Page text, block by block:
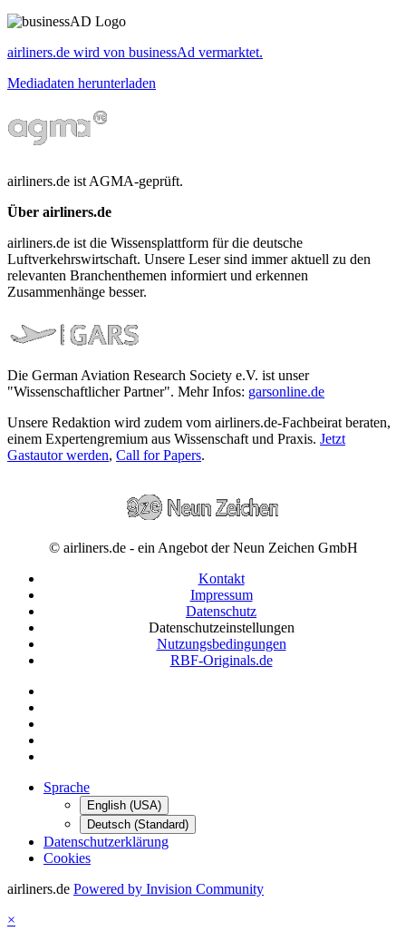
airliners.de wird von businessAd vermarktet.
Mediadaten herunterladen
airliners.de ist AGMA-geprüft.
Über airliners.de
airliners.de ist die Wissensplattform für die deutsche
Luftverkehrswirtschaft. Unsere Leser sind immer aktuell zu den
relevanten Branchenthemen informiert und erkennen
Zusammenhänge besser.
Die German Aviation Research Society e.V. ist unser
"Wissenschaftlicher Partner". Mehr Infos: garsonline.de
Unsere Redaktion wird zudem vom airliners.de-Fachbeirat beraten,
einem Expertengremium aus Wissenschaft und Praxis. Jetzt
Gastautor werden, Call for Papers.
© airliners.de - ein Angebot der Neun Zeichen GmbH
Kontakt
Impressum
Datenschutz
Datenschutzeinstellungen
Nutzungsbedingungen
RBF-Originals.de
Sprache
English (USA)
Deutsch (Standard)
Datenschutzerklärung
Cookies
airliners.de Powered by Invision Community
×